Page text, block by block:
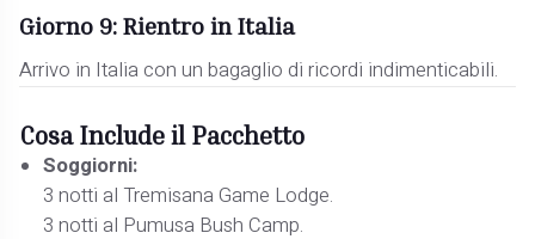
Giorno 9: Rientro in Italia
Arrivo in Italia con un bagaglio di ricordi indimenticabili.
Cosa Include il Pacchetto
Soggiorni:
3 notti al Tremisana Game Lodge.
3 notti al Pumusa Bush Camp.